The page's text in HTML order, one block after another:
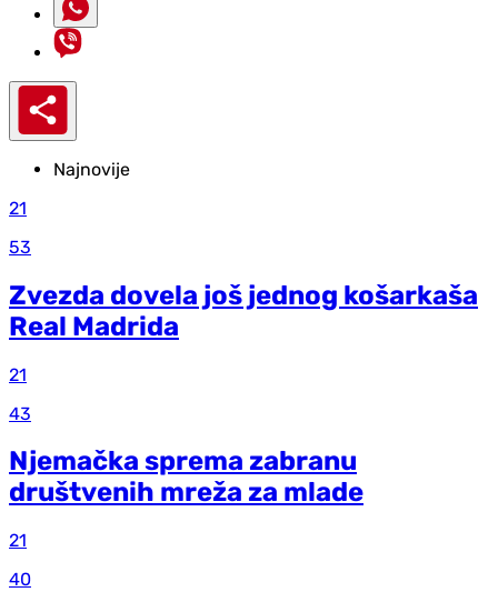
Najnovije
21
53
Zvezda dovela još jednog košarkaša
Real Madrida
21
43
Njemačka sprema zabranu
društvenih mreža za mlade
21
40